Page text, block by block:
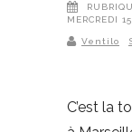
MERCREDI
Ventilo
C’est la